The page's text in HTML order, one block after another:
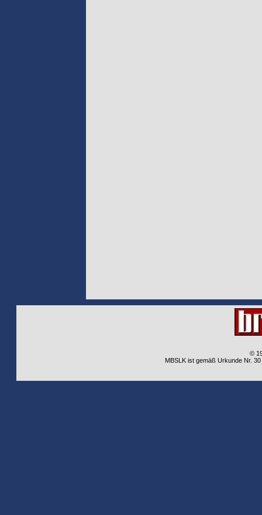
©
MBSLK ist gemäß Urkunde Nr.